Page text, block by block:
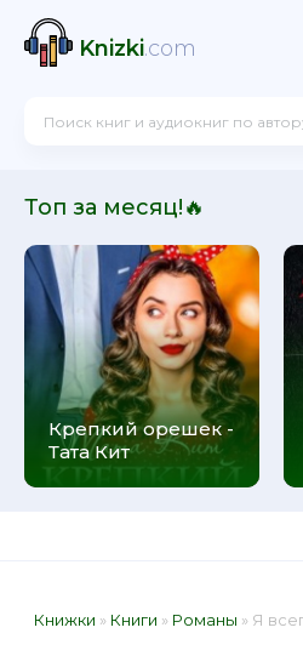
Knizki.com
Топ за месяц!🔥
Крепкий орешек -
Тата Кит
Книжки » Книги » Романы » Я всегда